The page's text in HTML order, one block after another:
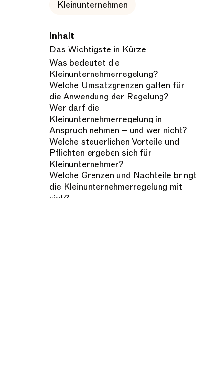
Kleinunternehmen
Inhalt
Das Wichtigste in Kürze
Was bedeutet die
Kleinunternehmerregelung?
Welche Umsatzgrenzen galten für
die Anwendung der Regelung?
Wer darf die
Kleinunternehmerregelung in
Anspruch nehmen – und wer nicht?
Welche steuerlichen Vorteile und
Pflichten ergeben sich für
Kleinunternehmer?
Welche Grenzen und Nachteile bringt
die Kleinunternehmerregelung mit
sich?